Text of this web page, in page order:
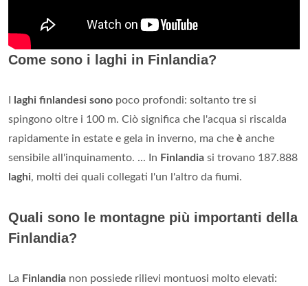
Come sono i laghi in Finlandia?
laghi finlandesi sono poco profondi: soltanto tre si
spingono oltre i 100 m. Ciò significa che l'acqua si riscalda
rapidamente in estate e gela in inverno, ma che è anche
sensibile all'inquinamento. ... In Finlandia si trovano 187.888
laghi, molti dei quali collegati l'un l'altro da fiumi.
Quali sono le montagne più importanti della
Finlandia?
La Finlandia non possiede rilievi montuosi molto elevati: